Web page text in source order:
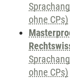
ohne CPs)
ohne CPs)